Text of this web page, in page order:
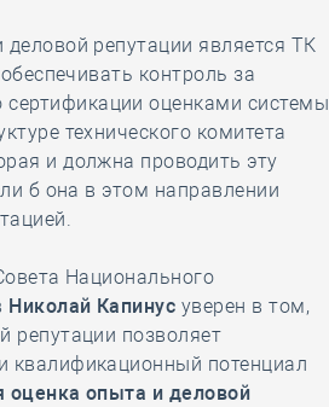
репутации является ТК
контроль за
оценками системы
технического комитета
и должна проводить эту
б она в этом направлении
Национального
Николай Капинус уверен в том,
репутации позволяет
квалификационный потенциал
оценка опыта и деловой